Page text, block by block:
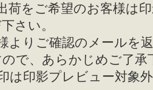
荷をご希望のお客様は
さい。
よりご確認のメールを
ので、あらかじめご了承
は印影プレビュー対象